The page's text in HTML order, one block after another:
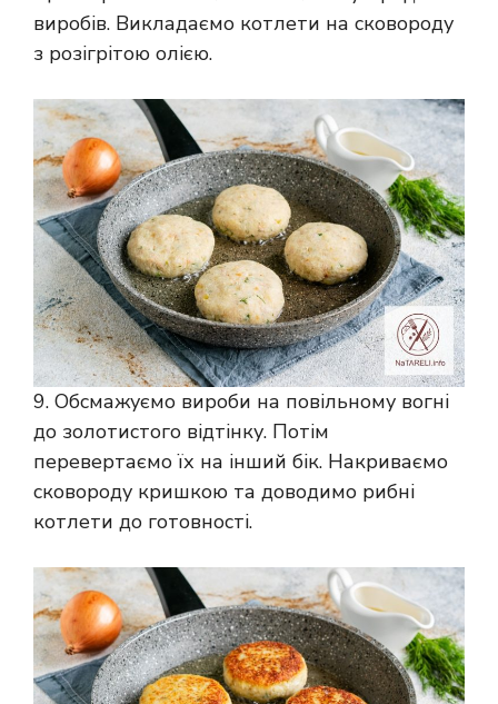
виробів. Викладаємо котлети на сковороду
з розігрітою олією.
9. Обсмажуємо вироби на повільному вогні
до золотистого відтінку. Потім
перевертаємо їх на інший бік. Накриваємо
сковороду кришкою та доводимо рибні
котлети до готовності.